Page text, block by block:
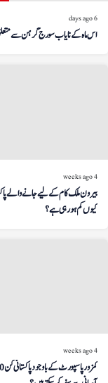
6 days ago
اس ماہ کے نایاب سورج گرہن سے
4 weeks ago
بیرون ملک کام کے لیے جانے والے
کیوں کم ہو رہی ہے؟
4 weeks ago